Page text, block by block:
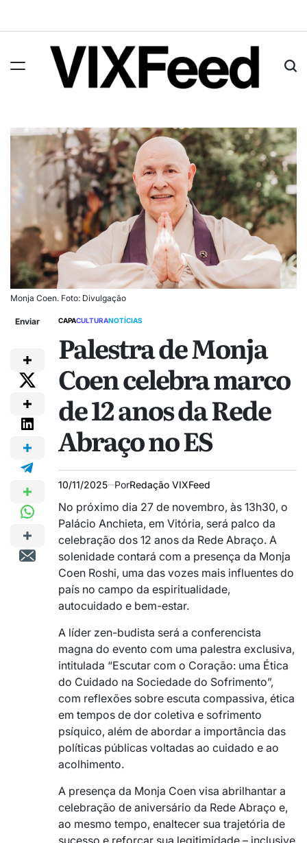
Monja Coen. Foto: Divulgação
Enviar CAPACULTURANOTÍCIAS
Palestra de Monja
Coen celebra marco
de 12 anos da Rede
Abraço no ES
10/11/2025 PorRedação VIXFeed
No próximo dia 27 de novembro, às 13h30, o
Palácio Anchieta, em Vitória, será palco da
celebração dos 12 anos da Rede Abraço. A
solenidade contará com a presença da Monja
Coen Roshi, uma das vozes mais influentes do
país no campo da espiritualidade,
autocuidado e bem-estar.
A líder zen-budista será a conferencista
magna do evento com uma palestra exclusiva,
intitulada “Escutar com o Coração: uma Ética
do Cuidado na Sociedade do Sofrimento”,
com reflexões sobre escuta compassiva, ética
em tempos de dor coletiva e sofrimento
psíquico, além de abordar a importância das
políticas públicas voltadas ao cuidado e ao
acolhimento.
A presença da Monja Coen visa abrilhantar a
celebração de aniversário da Rede Abraço e,
ao mesmo tempo, enaltecer sua trajetória de